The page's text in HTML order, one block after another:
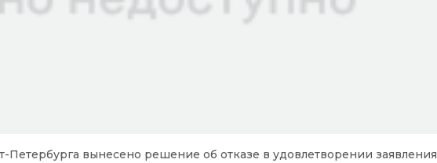
вынесено решение об отказе в удовлетворении заявления